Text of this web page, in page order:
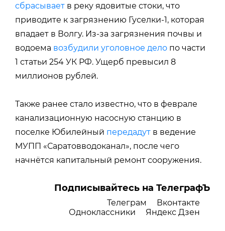
сбрасывает в реку ядовитые стоки, что
приводите к загрязнению Гуселки-1, которая
впадает в Волгу. Из-за загрязнения почвы и
водоема возбудили уголовное дело по части
1 статьи 254 УК РФ. Ущерб превысил 8
миллионов рублей.
Также ранее стало известно, что в феврале
канализационную насосную станцию в
поселке Юбилейный передадут в ведение
МУПП «Саратовводоканал», после чего
начнётся капитальный ремонт сооружения.
Подписывайтесь на ТелеграфЪ
Телеграм
Вконтакте
Одноклассники
Яндекс Дзен